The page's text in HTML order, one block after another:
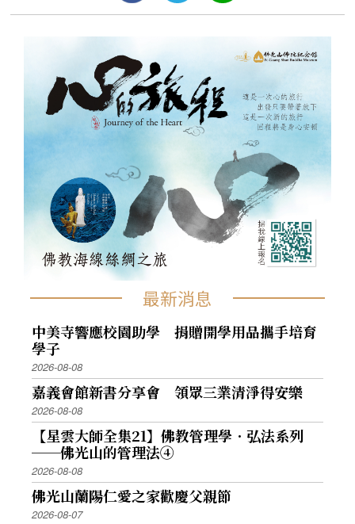
最新消息
中美寺響應校園助學 捐贈開學用品攜手培育
學子
2026-08-08
嘉義會館新書分享會 領眾三業清淨得安樂
2026-08-08
【星雲大師全集21】佛教管理學．弘法系列
──佛光山的管理法④
2026-08-08
佛光山蘭陽仁愛之家歡慶父親節
2026-08-07